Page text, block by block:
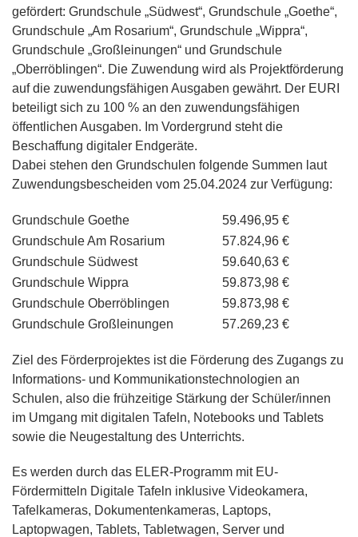
gefördert: Grundschule „Südwest“, Grundschule „Goethe“,
Grundschule „Am Rosarium“, Grundschule „Wippra“,
Grundschule „Großleinungen“ und Grundschule
„Oberröblingen“. Die Zuwendung wird als Projektförderung
auf die zuwendungsfähigen Ausgaben gewährt. Der EURI
beteiligt sich zu 100 % an den zuwendungsfähigen
öffentlichen Ausgaben. Im Vordergrund steht die
Beschaffung digitaler Endgeräte.
Dabei stehen den Grundschulen folgende Summen laut
Zuwendungsbescheiden vom 25.04.2024 zur Verfügung:
Grundschule Goethe
59.496,95 €
Grundschule Am Rosarium
57.824,96 €
Grundschule Südwest
59.640,63 €
Grundschule Wippra
59.873,98 €
Grundschule Oberröblingen
59.873,98 €
Grundschule Großleinungen
57.269,23 €
Ziel des Förderprojektes ist die Förderung des Zugangs zu
Informations- und Kommunikationstechnologien an
Schulen, also die frühzeitige Stärkung der Schüler/innen
im Umgang mit digitalen Tafeln, Notebooks und Tablets
sowie die Neugestaltung des Unterrichts.
Es werden durch das ELER-Programm mit EU-
Fördermitteln Digitale Tafeln inklusive Videokamera,
Tafelkameras, Dokumentenkameras, Laptops,
Laptopwagen, Tablets, Tabletwagen, Server und